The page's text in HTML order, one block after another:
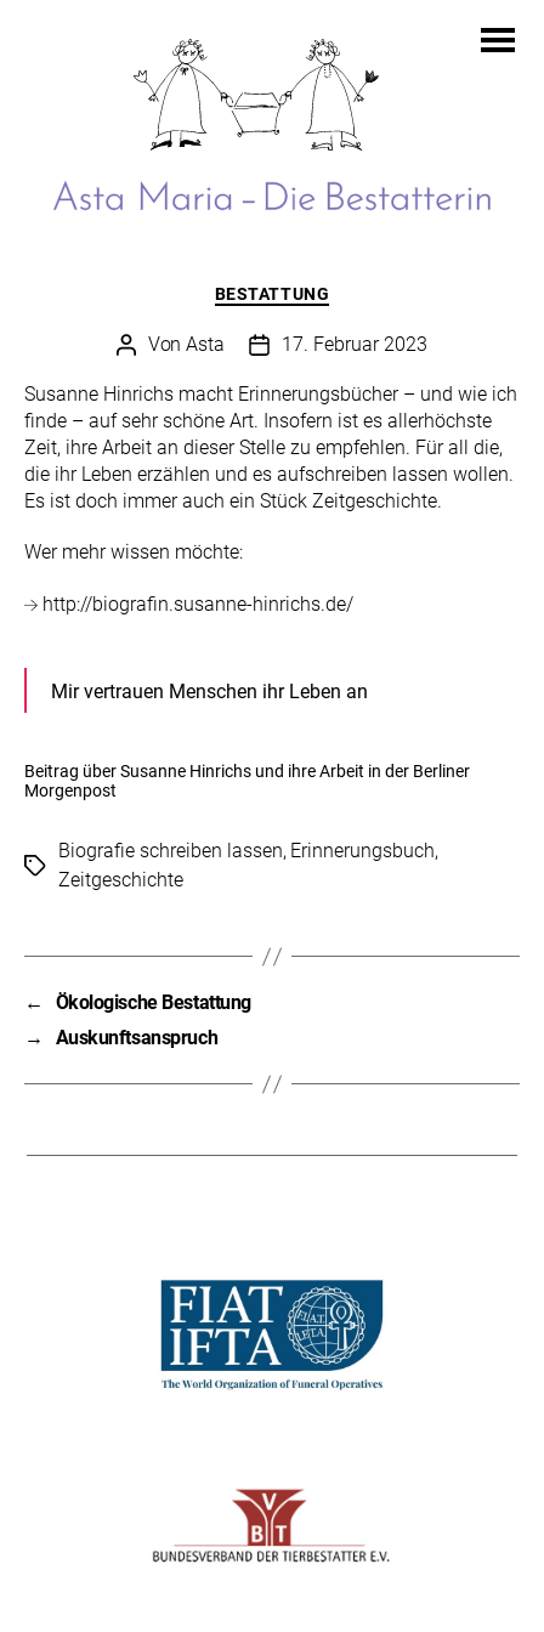
Bestatterin
Kategorien
BESTATTUNG
Beitragsautor
Von Asta Beitragsdatum
17. Februar 2023
Susanne Hinrichs macht Erinnerungsbücher – und wie ich
finde – auf sehr schöne Art. Insofern ist es allerhöchste
Zeit, ihre Arbeit an dieser Stelle zu empfehlen. Für all die,
die ihr Leben erzählen und es aufschreiben lassen wollen.
Es ist doch immer auch ein Stück Zeitgeschichte.
Wer mehr wissen möchte:
http://biografin.susanne-hinrichs.de/
Mir vertrauen Menschen ihr Leben an
Beitrag über Susanne Hinrichs und ihre Arbeit in der Berliner
Morgenpost
Schlagwörter
Biografie schreiben lassen, Erinnerungsbuch,
Zeitgeschichte
←
Ökologische Bestattung
→
Auskunftsanspruch